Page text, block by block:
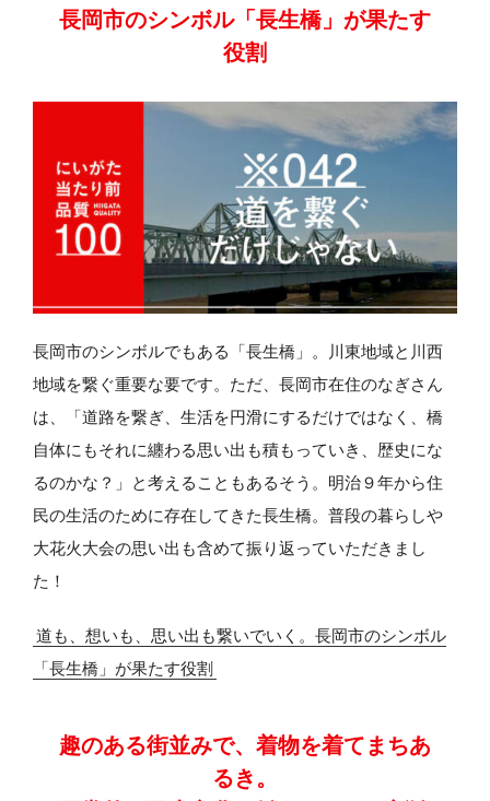
長岡市のシンボル「長生橋」が果たす
役割
長岡市のシンボルでもある「長生橋」。川東地域と川西
地域を繋ぐ重要な要です。ただ、長岡市在住のなぎさん
は、「道路を繋ぎ、生活を円滑にするだけではなく、橋
自体にもそれに纏わる思い出も積もっていき、歴史にな
るのかな？」と考えることもあるそう。明治９年から住
民の生活のために存在してきた長生橋。普段の暮らしや
大花火大会の思い出も含めて振り返っていただきまし
た！
道も、想いも、思い出も繋いでいく。長岡市のシンボル
「長生橋」が果たす役割
趣のある街並みで、 着物を着てまちあ
るき。